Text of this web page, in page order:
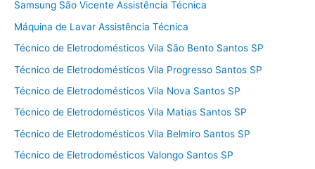
Samsung São Vicente Assistência Técnica
Máquina de Lavar Assistência Técnica
Técnico de Eletrodomésticos Vila São Bento Santos SP
Técnico de Eletrodomésticos Vila Progresso Santos SP
Técnico de Eletrodomésticos Vila Nova Santos SP
Técnico de Eletrodomésticos Vila Matias Santos SP
Técnico de Eletrodomésticos Vila Belmiro Santos SP
Técnico de Eletrodomésticos Valongo Santos SP